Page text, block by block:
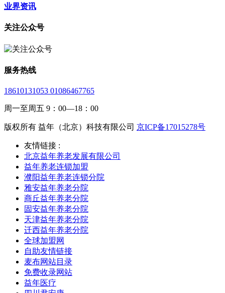
业界资讯
关注公众号
服务热线
18610131053 01086467765
周一至周五 9：00—18：00
版权所有 益年（北京）科技有限公司 京ICP备17015278号
友情链接 :
北京益年养老发展有限公司
益年养老连锁加盟
濮阳益年养老连锁分院
雅安益年养老分院
商丘益年养老分院
固安益年养老分院
天津益年养老分院
迁西益年养老分院
全球加盟网
自助友情链接
麦布网站目录
免费收录网站
益年医疗